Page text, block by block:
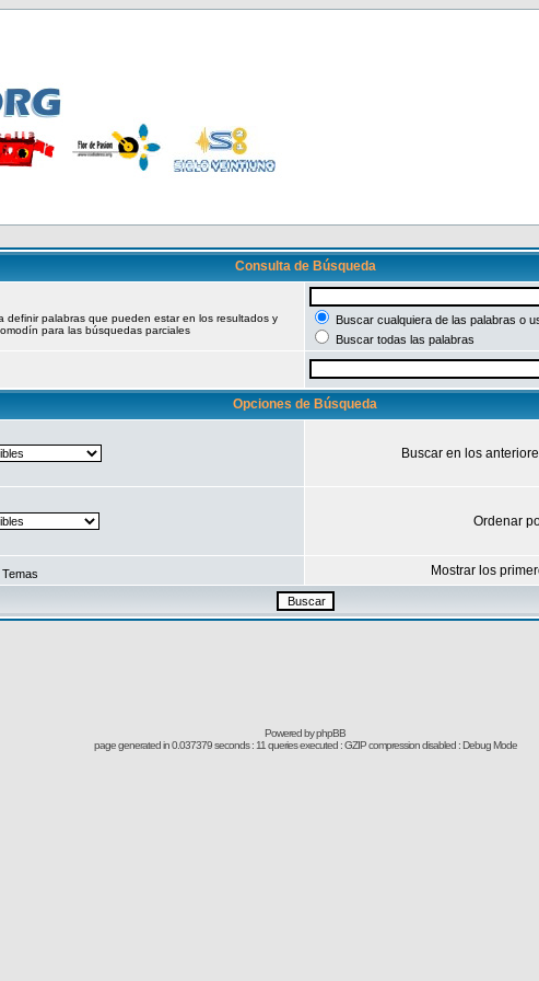
Consulta de Búsqueda
definir palabras que pueden estar en los resultados y
para las búsquedas parciales
Buscar cualquiera de las palabras o
Buscar todas las palabras
Opciones de Búsqueda
Buscar en los
Ordenar
Temas Mostrar los
Powered byphpBB
page generated in 0.037379 seconds : 11 queries executed : GZIP compression disabled : Debug Mode